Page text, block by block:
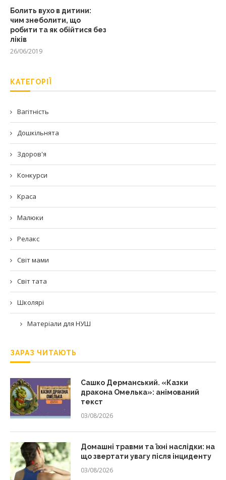
Болить вухо в дитини:
чим знеболити, що
робити та як обійтися без
ліків
26/06/2019
КАТЕГОРІЇ
Вагітність
Дошкільнята
Здоров'я
Конкурси
Краса
Малюки
Релакс
Світ мами
Світ тата
Школярі
Матеріали для НУШ
ЗАРАЗ ЧИТАЮТЬ
Сашко Дерманський. «Казки
дракона Омелька»: анімований
текст
03/08/2026
Домашні травми та їхні наслідки: на
що звертати увагу після інциденту
03/08/2026